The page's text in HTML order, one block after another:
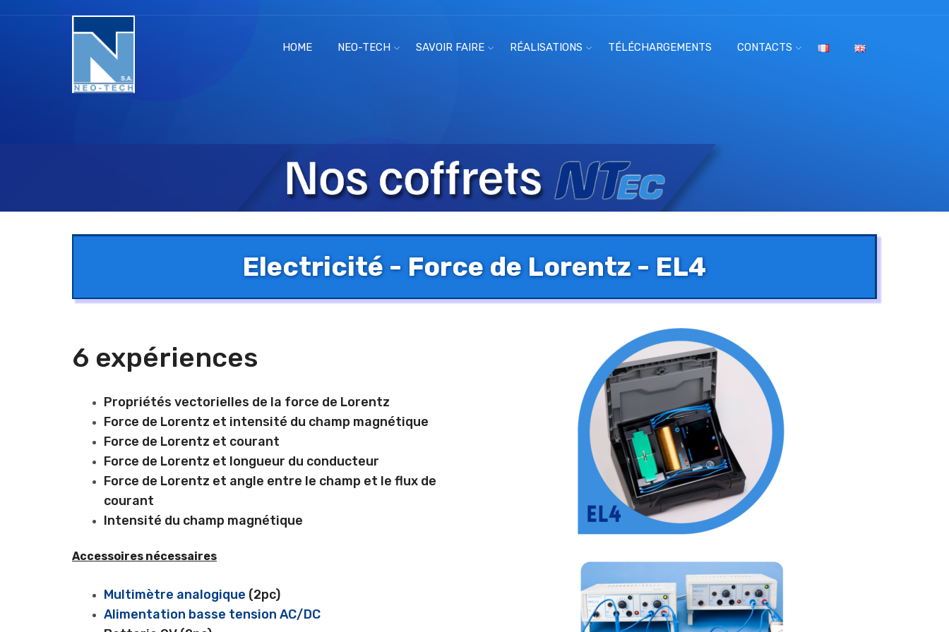
HOME NEO-TECH SAVOIR FAIRE RÉALISATIONS TÉLÉCHARGEMENTS CONTACTS
Electricité - Force de Lorentz - EL4
6 expériences
Propriétés vectorielles de la force de Lorentz
Force de Lorentz et intensité du champ magnétique
Force de Lorentz et courant
Force de Lorentz et longueur du conducteur
Force de Lorentz et angle entre le champ et le flux de
courant
Intensité du champ magnétique
Accessoires nécessaires
Multimètre analogique (2pc)
Alimentation basse tension AC/DC